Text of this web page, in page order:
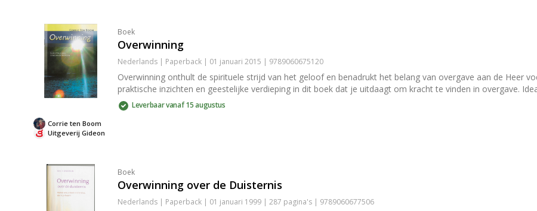
Boek
Overwinning
Nederlands | Paperback | 01 januari 2015 | 9789060675120
Overwinning onthult de spirituele strijd van het geloof en benadrukt het belang van overgave aan de Heer
praktische inzichten en geestelijke verdieping in dit boek dat je uitdaagt om kracht te vinden in overgave.
Leverbaar vanaf 15 augustus
Uitgeverij Gideon
Corrie ten Boom
Boek
Overwinning over de Duisternis
Nederlands | Paperback | 01 januari 1999 | 287 pagina's | 9789060677506